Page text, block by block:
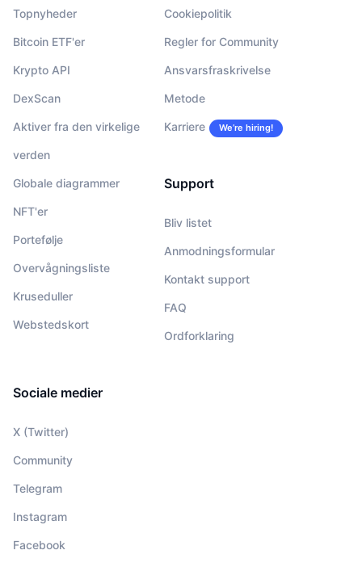
Topnyheder
Bitcoin ETF'er
Krypto API
DexScan
Aktiver fra den virkelige
verden
Globale diagrammer
NFT'er
Portefølje
Overvågningsliste
Kruseduller
Webstedskort
Cookiepolitik
Regler for Community
Ansvarsfraskrivelse
Metode
Karriere We’re hiring!
Support
Bliv listet
Anmodningsformular
Kontakt support
FAQ
Ordforklaring
Sociale medier
X (Twitter)
Community
Telegram
Instagram
Facebook